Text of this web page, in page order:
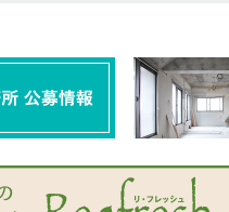
のお知らせ
千葉セミナー開催
開設のお知らせ